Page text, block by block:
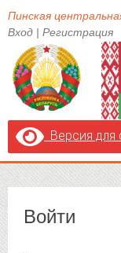
Пинская
Вход | Регистрация
Версия
Войти